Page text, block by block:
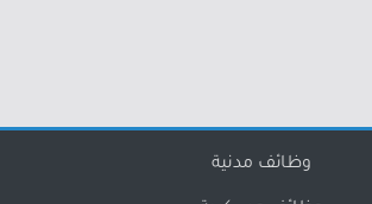
وظائف مدنية